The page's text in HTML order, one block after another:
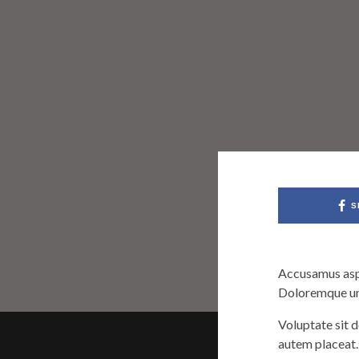
Accusamus
Doloremque
Voluptate sit
autem